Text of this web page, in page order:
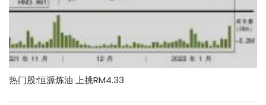
热门股:恒源炼油 上挑RM4.33